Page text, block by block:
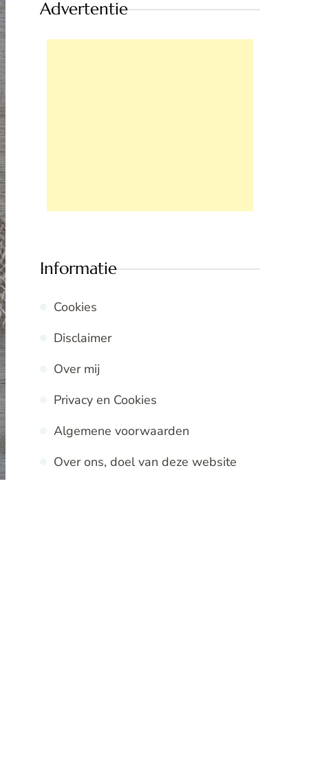
Advertentie
Informatie
Cookies
Disclaimer
Over mij
Privacy en Cookies
Algemene voorwaarden
Over ons, doel van deze website